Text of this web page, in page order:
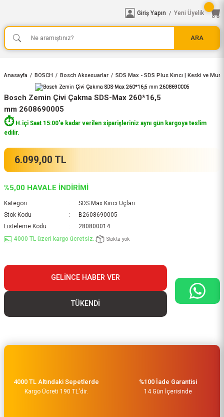
ARA
Giriş Yapın / Yeni Üyelik
Anasayfa BOSCH Bosch Aksesuarlar SDS Max - SDS Plus Kırıcı | Keski ve
Bosch Zemin Çivi Çakma SDS-Max 260*16,5
mm 2608690005
⏱️H.içi Saat 15:00'e kadar verilen siparişleriniz aynı gün kargoya teslim
edilir.
6.099,00 TL
%5,00 HAVALE İNDİRİMİ
Kategori
SDS Max Kırıcı Uçları
Stok Kodu
B2608690005
Listeleme Kodu
280800014
4000 TL üzeri kargo ücretsiz..
Stokta yok
GELINCE HABER VER
TÜKENDİ
4000 TL Altındaki Sepetlerde
Kargo Ücreti 190 TL'dir.
%100 İade Garantisi
14 Gün İçerisinde